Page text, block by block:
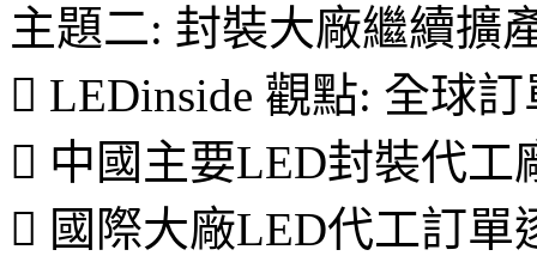
主題二: 封裝大廠繼續擴
 LEDinside 觀點: 全球
 中國主要LED封裝代工
 國際大廠LED代工訂單